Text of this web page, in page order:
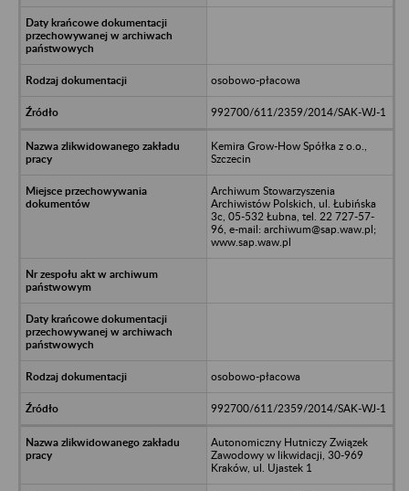
osobowo-płacowa
992700/611/2359/2014/SAK-WJ-1
Kemira Grow-How Spółka z o.o.,
Szczecin
Archiwum Stowarzyszenia
Archiwistów Polskich, ul. Łubińska
3c, 05-532 Łubna, tel. 22 727-57-
96, e-mail: archiwum@sap.waw.pl;
www.sap.waw.pl
osobowo-płacowa
992700/611/2359/2014/SAK-WJ-1
Autonomiczny Hutniczy Związek
Zawodowy w likwidacji, 30-969
Kraków, ul. Ujastek 1